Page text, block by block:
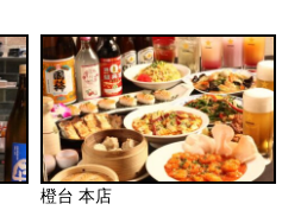
橙台 本店